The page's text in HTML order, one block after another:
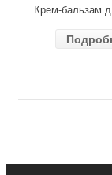
Крем-бальзам